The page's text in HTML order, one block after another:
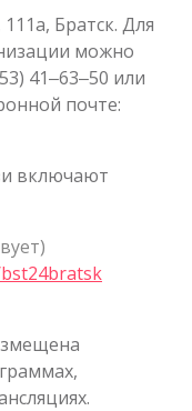
Братск. Для
можно
41‒63‒50 или
почте:
включают